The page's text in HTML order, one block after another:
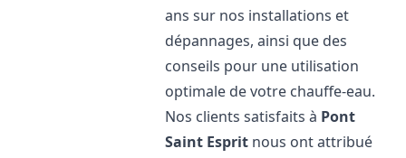
ans sur nos installations et
dépannages, ainsi que des
conseils pour une utilisation
optimale de votre chauffe-eau.
Nos clients satisfaits à Pont
Saint Esprit nous ont attribué